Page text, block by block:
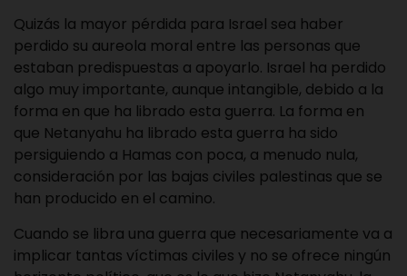
Quizás la mayor pérdida para Israel sea haber
perdido su aureola moral entre las personas que
estaban predispuestas a apoyarlo. Israel ha perdido
algo muy importante, aunque intangible, debido a la
forma en que ha librado esta guerra. La forma en
que Netanyahu ha librado esta guerra ha sido
persiguiendo a Hamas con poca, a menudo nula,
consideración por las bajas civiles palestinas que se
han producido en el camino.
Cuando se libra una guerra que necesariamente va a
implicar tantas víctimas civiles y no se ofrece ningún